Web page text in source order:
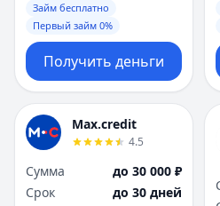
Займ бесплатно
Первый займ 0%
Получить деньги
Max.credit
4.5
Сумма
до 30 000 ₽
Срок
до 30 дней